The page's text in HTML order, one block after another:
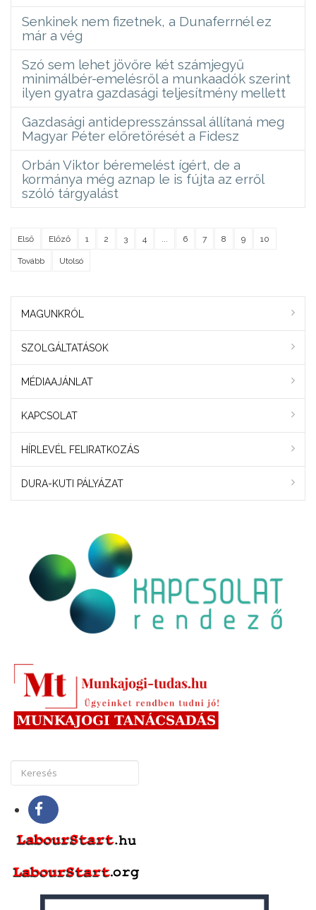
Senkinek nem fizetnek, a Dunaferrnél ez
már a vég
Szó sem lehet jövőre két számjegyű
minimálbér-emelésről a munkaadók szerint
ilyen gyatra gazdasági teljesítmény mellett
Gazdasági antidepresszánssal állítaná meg
Magyar Péter előretörését a Fidesz
Orbán Viktor béremelést ígért, de a
kormánya még aznap le is fújta az erről
szóló tárgyalást
Első Előző 1 2 3 4 6 7 8 9 10
Tovább Utolsó
MAGUNKRÓL
SZOLGÁLTATÁSOK
MÉDIAAJÁNLAT
KAPCSOLAT
HÍRLEVÉL FELIRATKOZÁS
DURA-KUTI PÁLYÁZAT